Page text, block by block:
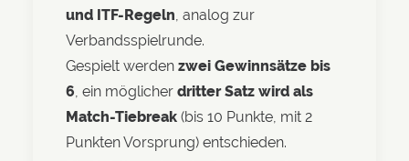
und ITF-Regeln, analog zur
Verbandsspielrunde.
Gespielt werden zwei Gewinnsätze bis
6, ein möglicher dritter Satz wird als
Match-Tiebreak (bis 10 Punkte, mit 2
Punkten Vorsprung) entschieden.